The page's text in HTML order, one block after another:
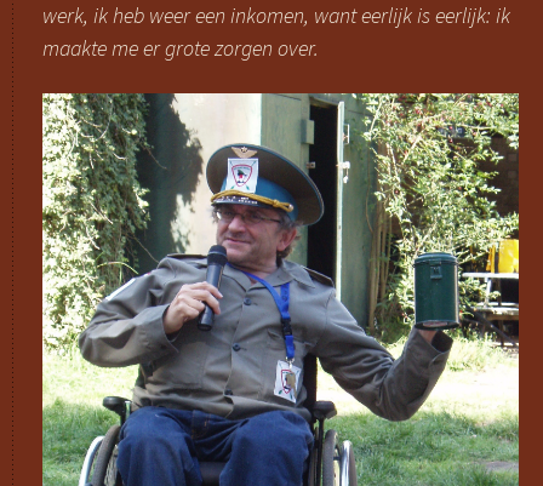
werk, ik heb weer een inkomen, want eerlijk is eerlijk: ik
maakte me er grote zorgen over.